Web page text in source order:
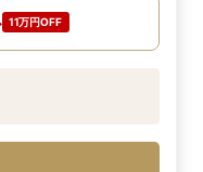
11万円OFF